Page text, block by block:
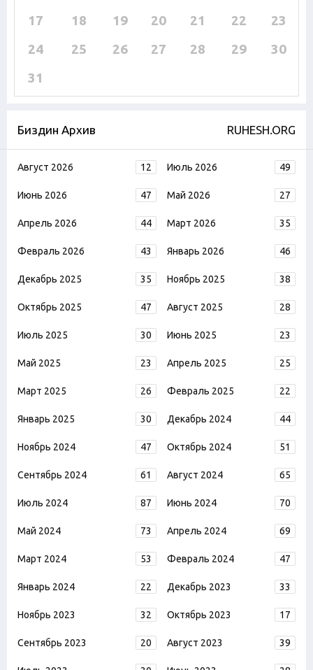
17
18 19 20 21 22
23
24
25 26 27 28 29
30
31
Биздин Архив RUHESH.ORG
Август 2026 12 Июль 2026 49
Июнь 2026 47 Май 2026 27
Апрель 2026 44 Март 2026 35
Февраль 2026 43 Январь 2026 46
Декабрь 2025 35 Ноябрь 2025 38
Октябрь 2025 47 Август 2025 28
Июль 2025 30 Июнь 2025 23
Май 2025 23 Апрель 2025 25
Март 2025 26 Февраль 2025 22
Январь 2025 30 Декабрь 2024 44
Ноябрь 2024 47 Октябрь 2024 51
Сентябрь 2024 61 Август 2024 65
Июль 2024 87 Июнь 2024 70
Май 2024 73 Апрель 2024 69
Март 2024 53 Февраль 2024 47
Январь 2024 22 Декабрь 2023 33
Ноябрь 2023 32 Октябрь 2023 17
Сентябрь 2023 20 Август 2023 39